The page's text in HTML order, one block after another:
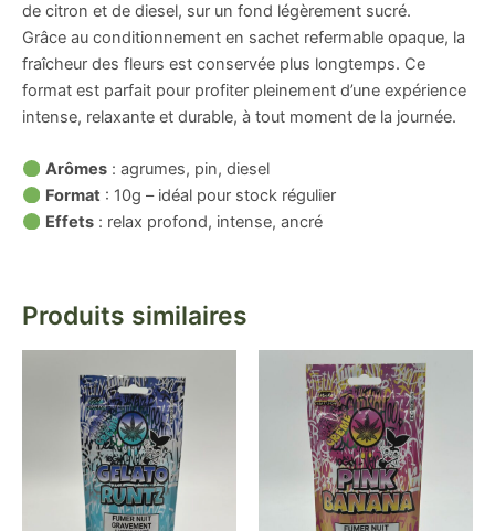
de citron et de diesel, sur un fond légèrement sucré.
Grâce au conditionnement en sachet refermable opaque, la
fraîcheur des fleurs est conservée plus longtemps. Ce
format est parfait pour profiter pleinement d’une expérience
intense, relaxante et durable, à tout moment de la journée.
Arômes: agrumes, pin, diesel
Format: 10g – idéal pour stock régulier
Effets: relax profond, intense, ancré
Produits similaires